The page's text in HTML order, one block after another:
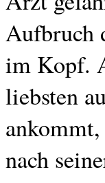
Aufbruch
im Kopf.
liebsten
nach